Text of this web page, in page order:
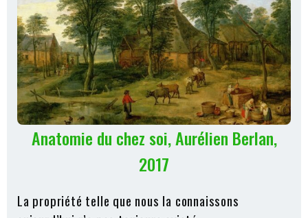
Anatomie du chez soi, Aurélien Berlan,
2017
La propriété telle que nous la connaissons